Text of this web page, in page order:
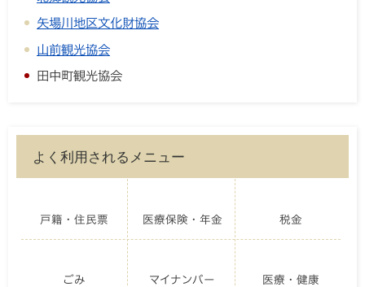
矢場川地区文化財協会
山前観光協会
田中町観光協会
よく利用されるメニュー
戸籍・住民票 医療保険・年金 税金
ごみ マイナンバー 医療・健康